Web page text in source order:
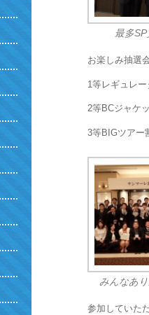
最多
お楽しみ抽選
1等レギュレ
2等BCジャケ
3等BIGツア
みんなあ
参加していた